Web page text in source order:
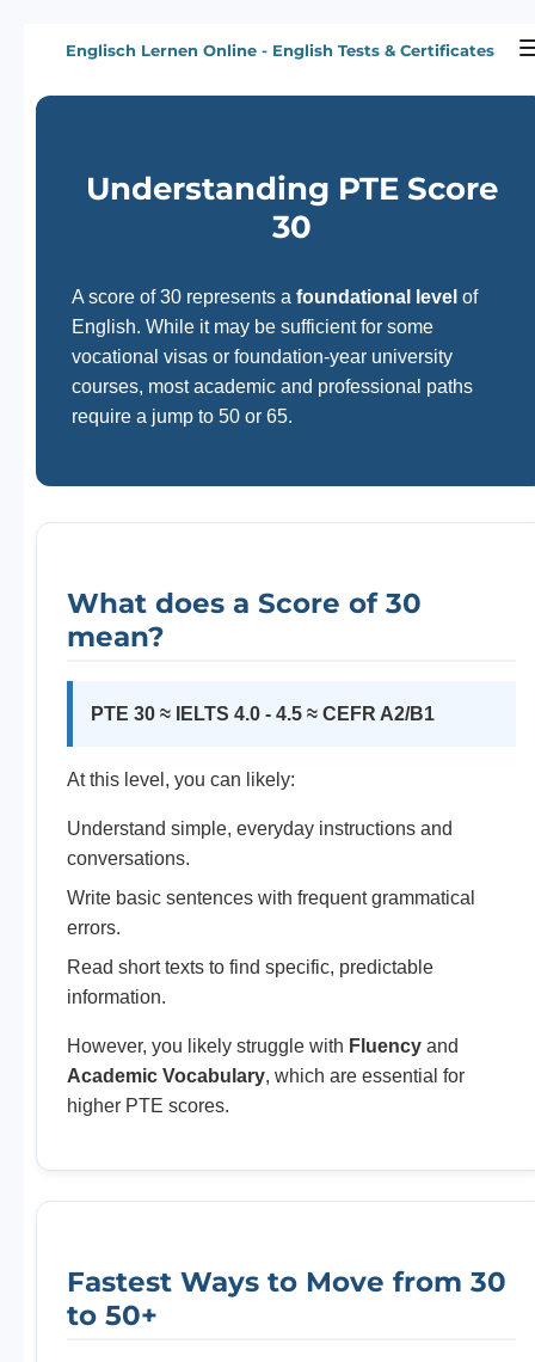
Hauptinhalt
Englisch Lernen Online - English Tests & Certificates
Understanding PTE Score
30
A score of 30 represents a foundational level of
English. While it may be sufficient for some
vocational visas or foundation-year university
courses, most academic and professional paths
require a jump to 50 or 65.
What does a Score of 30
mean?
PTE 30 ≈ IELTS 4.0 - 4.5 ≈ CEFR A2/B1
At this level, you can likely:
Understand simple, everyday instructions and
conversations.
Write basic sentences with frequent grammatical
errors.
Read short texts to find specific, predictable
information.
However, you likely struggle with Fluency and
Academic Vocabulary, which are essential for
higher PTE scores.
Fastest Ways to Move from 30
to 50+